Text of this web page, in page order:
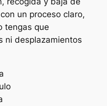
un proceso claro,
tengas que
ni desplazamientos